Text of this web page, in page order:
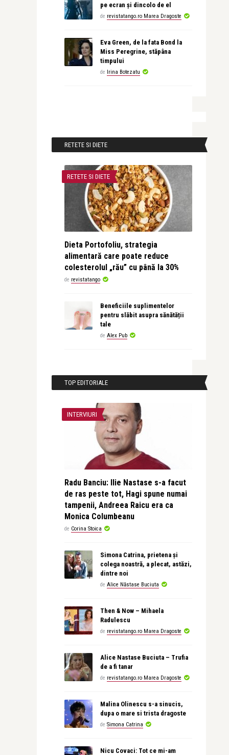
pe ecran și dincolo de el
de revistatango.ro Marea Dragoste
Eva Green, de la fata Bond la
Miss Peregrine, stăpâna
timpului
de Irina Botezatu
RETETE SI DIETE
RETETE SI DIETE
Dieta Portofoliu, strategia
alimentară care poate reduce
colesterolul „rău” cu până la 30%
de revistatango
Beneficiile suplimentelor
pentru slăbit asupra sănătății
tale
de Alex Pub
TOP EDITORIALE
INTERVIURI
Radu Banciu: Ilie Nastase s-a facut
de ras peste tot, Hagi spune numai
tampenii, Andreea Raicu era ca
Monica Columbeanu
de Corina Stoica
Simona Catrina, prietena și
colega noastră, a plecat, astăzi,
dintre noi
de Alice Năstase Buciuta
Then & Now – Mihaela
Radulescu
de revistatango.ro Marea Dragoste
Alice Nastase Buciuta – Trufia
de a fi tanar
de revistatango.ro Marea Dragoste
Malina Olinescu s-a sinucis,
dupa o mare si trista dragoste
de Simona Catrina
Nicu Covaci: Tot ce mi-am